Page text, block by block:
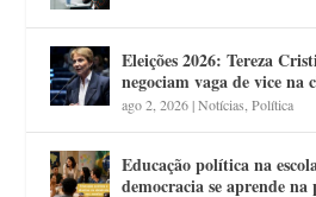
Eleições 2026: Tereza
negociam vaga de vice na
ago 2, 2026|Notícias ,Política
Educação política na
democracia se aprende